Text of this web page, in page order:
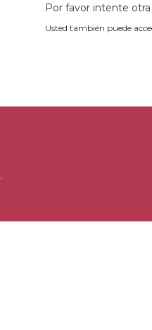
Por favor intente
Usted también puede